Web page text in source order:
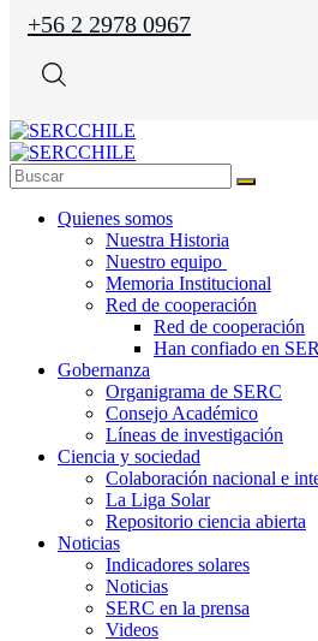
+56 2 2978 0967
Quienes somos
Nuestra Historia
Nuestro equipo
Memoria Institucional
Red de cooperación
Red de cooperación
Han confiado en
Gobernanza
Organigrama de SERC
Consejo Académico
Líneas de investigación
Ciencia y sociedad
Colaboración nacional e
La Liga Solar
Repositorio ciencia abierta
Noticias
Indicadores solares
Noticias
SERC en la prensa
Videos